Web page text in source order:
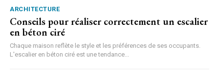
ARCHITECTURE
Conseils pour réaliser correctement un escalier
en béton ciré
Chaque maison reflète le style et les préférences de ses occupants.
L'escalier en béton ciré est une tendance...